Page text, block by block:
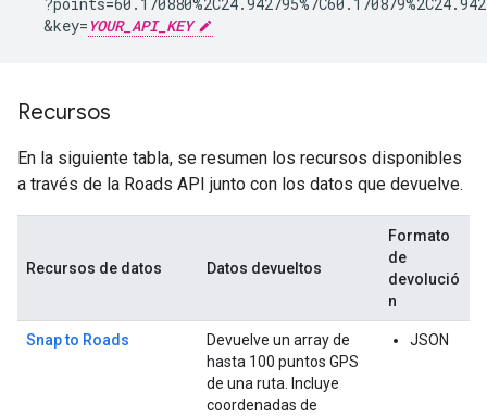
  &key=
YOUR_API_KEY
Recursos
En la siguiente tabla, se resumen los recursos disponibles
a través de la Roads API junto con los datos que devuelve.
Recursos de datos Datos devueltos
Formato
de
devolució
n
Snap to Roads
Devuelve un array de
hasta 100 puntos GPS
de una ruta. Incluye
coordenadas de
JSON